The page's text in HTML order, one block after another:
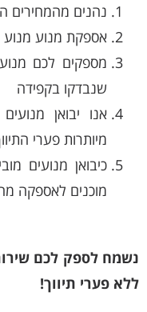
נהנים מהמחירים
אספקת מנוע
מספקים לכם
שנבדקו בקפידה
אנו יבואן
מיותרות פערי
כיבואן מנועים
מוכנים לאספקה
נשמח לספק לכם
ללא פערי תיווך!